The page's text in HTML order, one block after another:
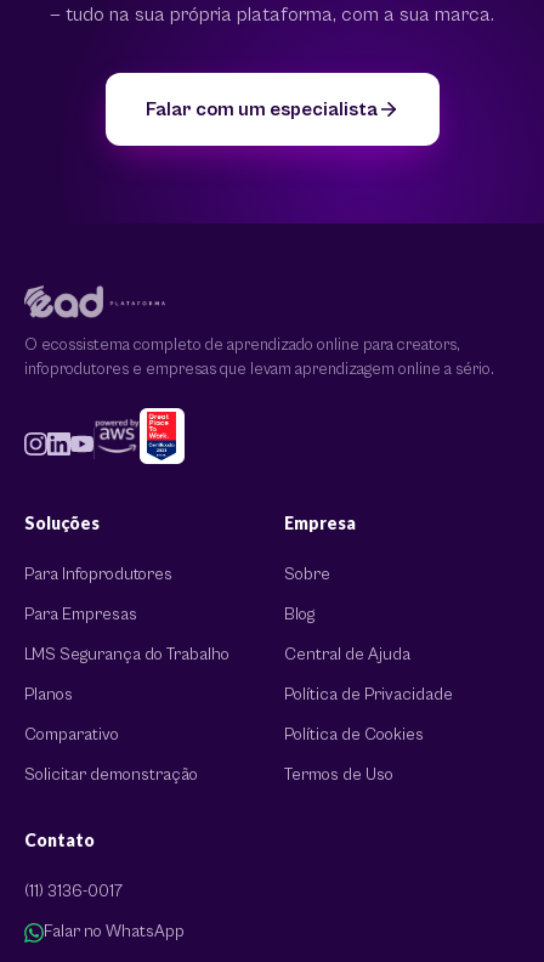
— tudo na sua própria plataforma, com a sua marca.
Falar com um especialista
O ecossistema completo de aprendizado online para creators,
infoprodutores e empresas que levam aprendizagem online a sério.
Soluções
Para Infoprodutores
Para Empresas
LMS Segurança do Trabalho
Planos
Comparativo
Solicitar demonstração
Empresa
Sobre
Blog
Central de Ajuda
Política de Privacidade
Política de Cookies
Termos de Uso
Contato
(11) 3136-0017
Falar no WhatsApp